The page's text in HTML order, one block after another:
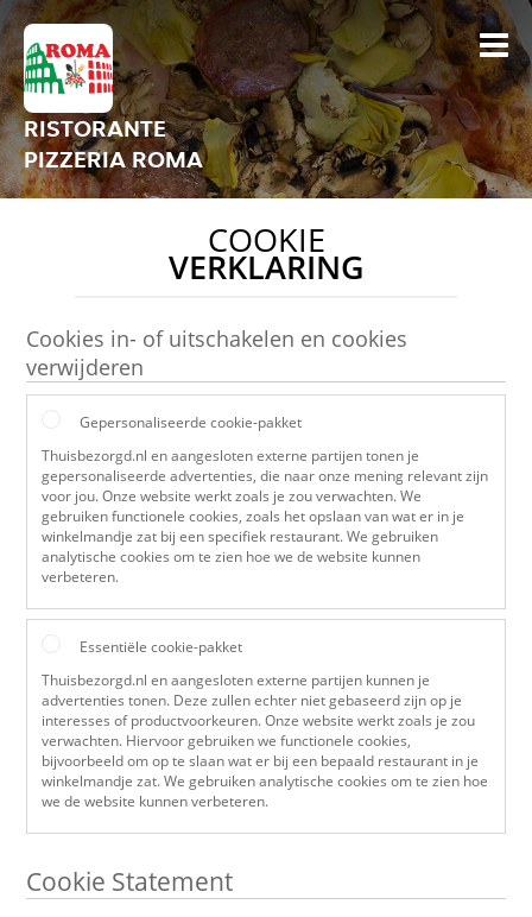
RISTORANTE
PIZZERIA ROMA
COOKIE
VERKLARING
Cookies in- of uitschakelen en cookies
verwijderen
Gepersonaliseerde cookie-pakket
Thuisbezorgd.nl en aangesloten externe partijen tonen je
gepersonaliseerde advertenties, die naar onze mening relevant zijn
voor jou. Onze website werkt zoals je zou verwachten. We
gebruiken functionele cookies, zoals het opslaan van wat er in je
winkelmandje zat bij een specifiek restaurant. We gebruiken
analytische cookies om te zien hoe we de website kunnen
verbeteren.
Essentiële cookie-pakket
Thuisbezorgd.nl en aangesloten externe partijen kunnen je
advertenties tonen. Deze zullen echter niet gebaseerd zijn op je
interesses of productvoorkeuren. Onze website werkt zoals je zou
verwachten. Hiervoor gebruiken we functionele cookies,
bijvoorbeeld om op te slaan wat er bij een bepaald restaurant in je
winkelmandje zat. We gebruiken analytische cookies om te zien hoe
we de website kunnen verbeteren.
Cookie Statement